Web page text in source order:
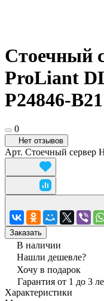
Стоечный
ProLiant
P24846-B21
0
Нет отзывов
Арт. Стоечный сервер
Заказать
В наличии
Нашли дешевле?
Хочу в подарок
Гарантия от 1 до 3
Характеристики